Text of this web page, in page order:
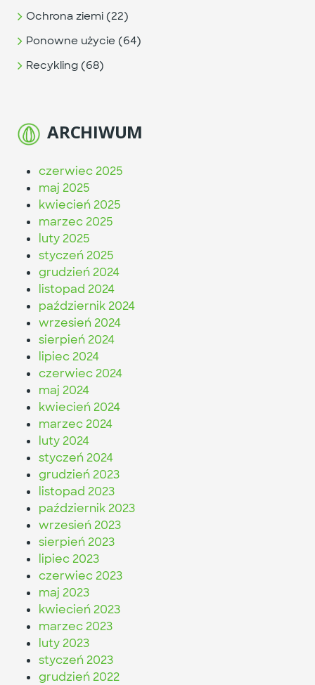
Ochrona ziemi (22)
Ponowne użycie (64)
Recykling (68)
ARCHIWUM
czerwiec 2025
maj 2025
kwiecień 2025
marzec 2025
luty 2025
styczeń 2025
grudzień 2024
listopad 2024
październik 2024
wrzesień 2024
sierpień 2024
lipiec 2024
czerwiec 2024
maj 2024
kwiecień 2024
marzec 2024
luty 2024
styczeń 2024
grudzień 2023
listopad 2023
październik 2023
wrzesień 2023
sierpień 2023
lipiec 2023
czerwiec 2023
maj 2023
kwiecień 2023
marzec 2023
luty 2023
styczeń 2023
grudzień 2022